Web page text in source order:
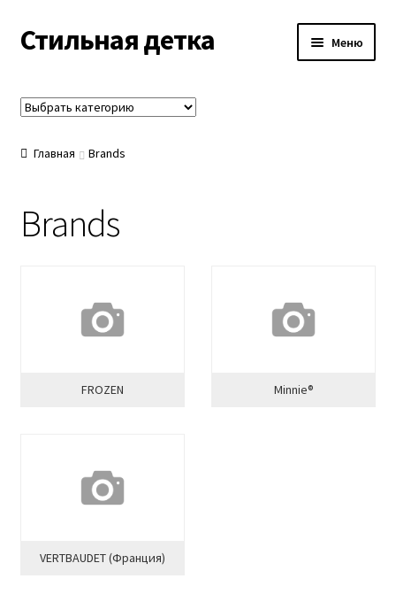
Перейти
к
Перейти
к
Стильная детка Меню
Контакты
Главная Brands
Brands
FROZEN Minnie®
VERTBAUDET (Франция)